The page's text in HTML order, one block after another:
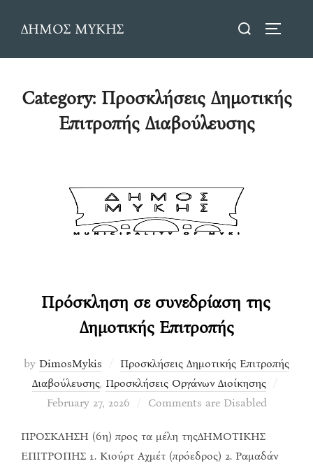
ΔΗΜΟΣ ΜΥΚΗΣ
Search
Category: Προσκλήσεις Δημοτικής
Επιτροπής Διαβούλευσης
Πρόσκληση σε συνεδρίαση της
Δημοτικής Επιτροπής
by DimosMykis
Προσκλήσεις Δημοτικής Επιτροπής
Διαβούλευσης, Προσκλήσεις Οργάνων Διοίκησης
February 27, 2026 Comments are Disabled
ΠΡΟΣΚΛΗΣΗ (6η) προς τα μέλη τηςΔΗΜΟΤΙΚΗΣ
ΕΠΙΤΡΟΠΗΣ 1. Κιούρτ Αχμέτ (πρόεδρος) 2. Ραμαδάν